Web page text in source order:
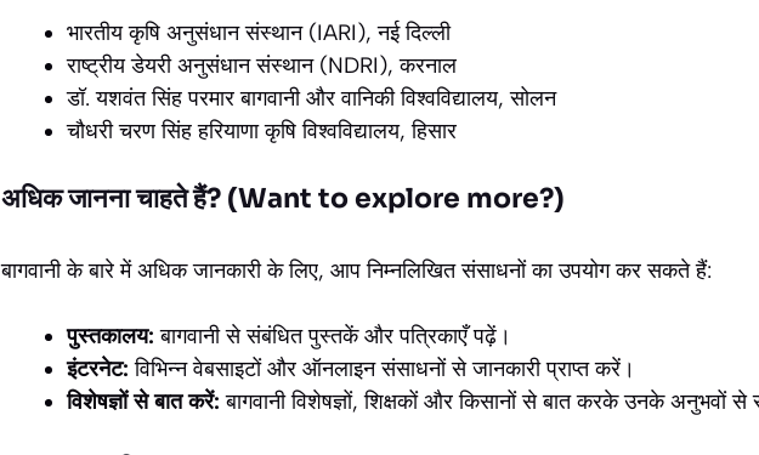
भारतीय कृषि अनुसंधान संस्थान (IARI), नई दिल्ली
राष्ट्रीय डेयरी अनुसंधान संस्थान (NDRI), करनाल
डॉ. यशवंत सिंह परमार बागवानी और वानिकी विश्वविद्यालय, सोलन
चौधरी चरण सिंह हरियाणा कृषि विश्वविद्यालय, हिसार
अधिक जानना चाहते हैं? (Want to explore more?)
बागवानी के बारे में अधिक जानकारी के लिए, आप निम्नलिखित संसाधनों का उपयोग कर सकते हैं:
पुस्तकालय: बागवानी से संबंधित पुस्तकें और पत्रिकाएँ पढ़ें।
इंटरनेट: विभिन्न वेबसाइटों और ऑनलाइन संसाधनों से जानकारी प्राप्त करें।
विशेषज्ञों से बात करें: बागवानी विशेषज्ञों, शिक्षकों और किसानों से बात करके उनके अनुभवों से